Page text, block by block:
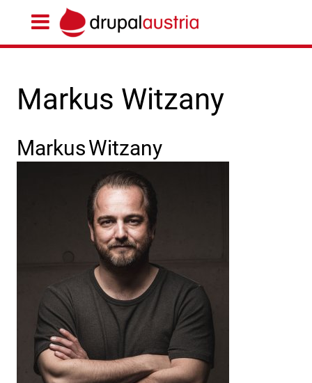
Markus Witzany
MarkusWitzany